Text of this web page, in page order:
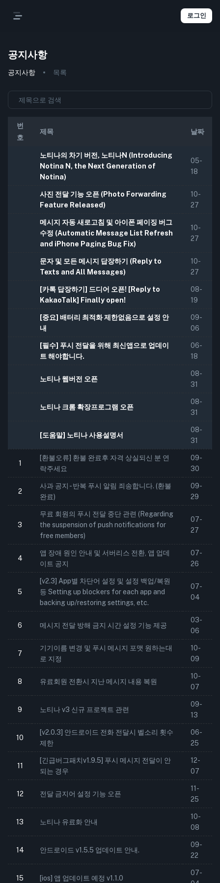
로그인
공지사항
공지사항 목록
번
호
제목 날짜
노티나의 차기 버전, 노티나N (Introducing
Notina N, the Next Generation of
Notina)
05-
18
사진 전달 기능 오픈 (Photo Forwarding
Feature Released)
10-
27
메시지 자동 새로고침 및 아이폰 페이징 버그
수정 (Automatic Message List Refresh
and iPhone Paging Bug Fix)
10-
27
문자 및 모든 메시지 답장하기 (Reply to
Texts and All Messages)
10-
27
[카톡 답장하기] 드디어 오픈! [Reply to
KakaoTalk] Finally open!
08-
19
[중요] 배터리 최적화 제한없음으로 설정 안
내
09-
06
[필수] 푸시 전달을 위해 최신앱으로 업데이
트 해야합니다.
06-
18
노티나 웹버전 오픈
08-
31
노티나 크롬 확장프로그램 오픈
08-
31
[도움말] 노티나 사용설명서
08-
31
1
[환불오류] 환불 완료후 자격 상실되신 분 연
락주세요
09-
30
2
사과 공지 - 반복 푸시 알림 죄송합니다. (환불
완료)
09-
29
3
무료 회원의 푸시 전달 중단 관련 (Regarding
the suspension of push notifications for
free members)
07-
27
4
앱 장애 원인 안내 및 서버리스 전환, 앱 업데
이트 공지
07-
26
5
[v2.3] App별 차단어 설정 및 설정 백업/복원
등 Setting up blockers for each app and
backing up/restoring settings, etc.
07-
04
6 메시지 전달 방해 금지 시간 설정 기능 제공
03-
06
7
기기이름 변경 및 푸시 메시지 포맷 원하는대
로 지정
10-
09
8 유료회원 전환시 지난 메시지 내용 복원
10-
07
9 노티나 v3 신규 프로젝트 관련
09-
13
10
[v2.0.3] 안드로이드 전화 전달시 벨소리 횟수
제한
06-
25
11
[긴급버그패치v1.9.5] 푸시 메시지 전달이 안
되는 경우
12-
07
12 전달 금지어 설정 기능 오픈
11-
25
13 노티나 유료화 안내
10-
08
14 안드로이드 v1.5.5 업데이트 안내.
09-
22
15 [ios] 앱 업데이트 예정 v1.1.0
07-